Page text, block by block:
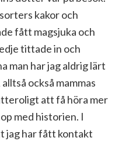
kakor och
fått magsjuka och
tittade in och
man har jag aldrig lärt
också mammas
att få höra mer
med historien. I
jag har fått kontakt